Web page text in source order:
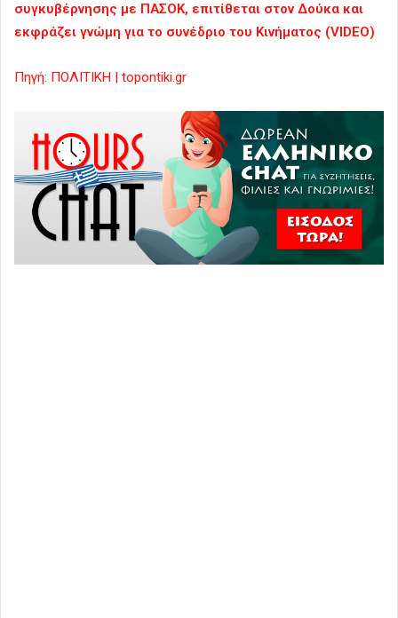
συγκυβέρνησης με ΠΑΣΟΚ, επιτίθεται στον Δούκα και
εκφράζει γνώμη για το συνέδριο του Κινήματος (VIDEO)
Πηγή: ΠΟΛΙΤΙΚΗ | topontiki.gr